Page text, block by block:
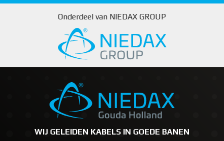
Onderdeel van NIEDAX GROUP
WIJ GELEIDEN KABELS IN GOEDE BANEN